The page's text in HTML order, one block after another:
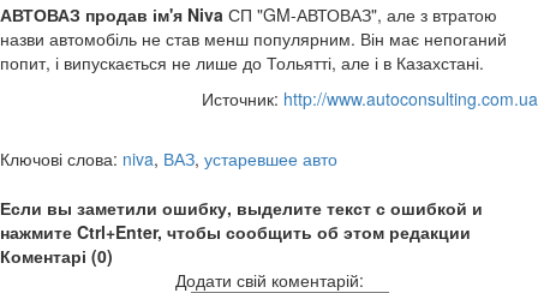
АВТОВАЗ продав ім'я Niva СП "GM-АВТОВАЗ", але з втратою
назви автомобіль не став менш популярним. Він має непоганий
попит, і випускається не лише до Тольятті, але і в Казахстані.
Источник: http://www.autoconsulting.com.ua
Ключові слова: niva, ВАЗ, устаревшее авто
Если вы заметили ошибку, выделите текст с ошибкой и
нажмите Ctrl+Enter, чтобы сообщить об этом редакции
Коментарі (0)
Додати свій коментарій: